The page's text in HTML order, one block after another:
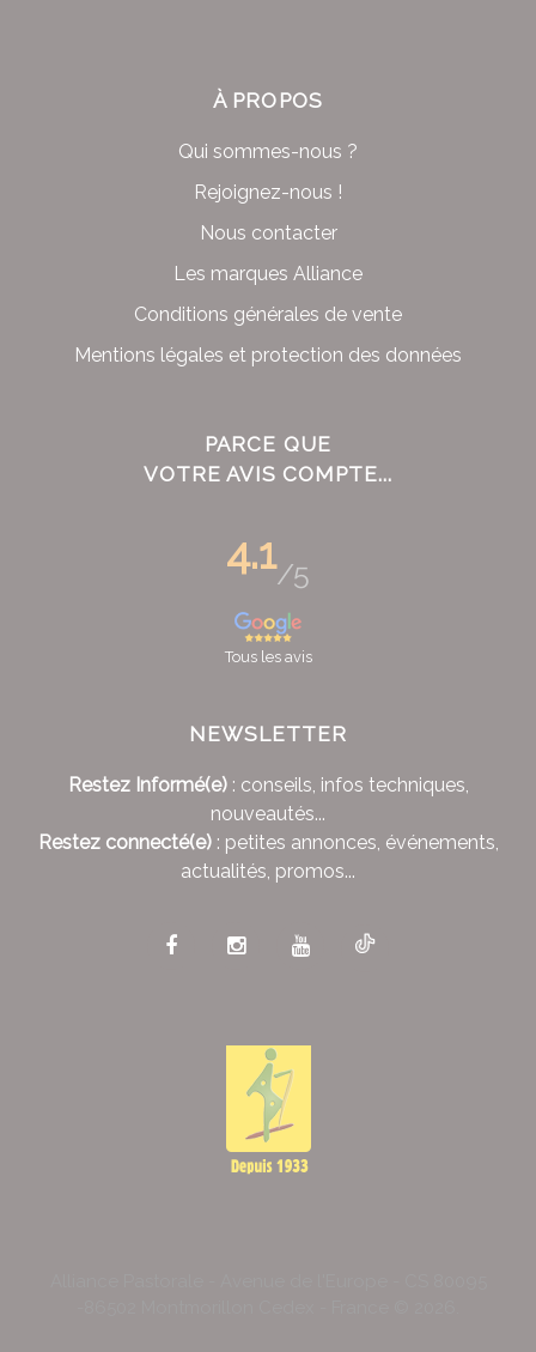
À PROPOS
Qui sommes-nous ?
Rejoignez-nous !
Nous contacter
Les marques Alliance
Conditions générales de vente
Mentions légales et protection des données
PARCE QUE
VOTRE AVIS COMPTE...
4.1/5
Tous les avis
NEWSLETTER
Restez Informé(e): conseils, infos techniques,
nouveautés...
Restez connecté(e): petites annonces, événements,
actualités, promos...